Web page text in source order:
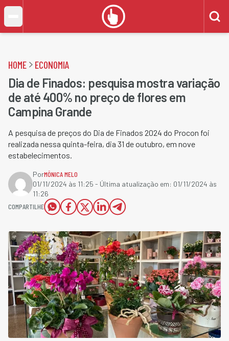
HOME ECONOMIA
Dia de Finados: pesquisa mostra variação
de até 400% no preço de flores em
Campina Grande
A pesquisa de preços do Dia de Finados 2024 do Procon foi
realizada nessa quinta-feira, dia 31 de outubro, em nove
estabelecimentos.
PorMÔNICA MELO
01/11/2024 às 11:25 - Última atualização em: 01/11/2024 às
11:26
COMPARTILHE